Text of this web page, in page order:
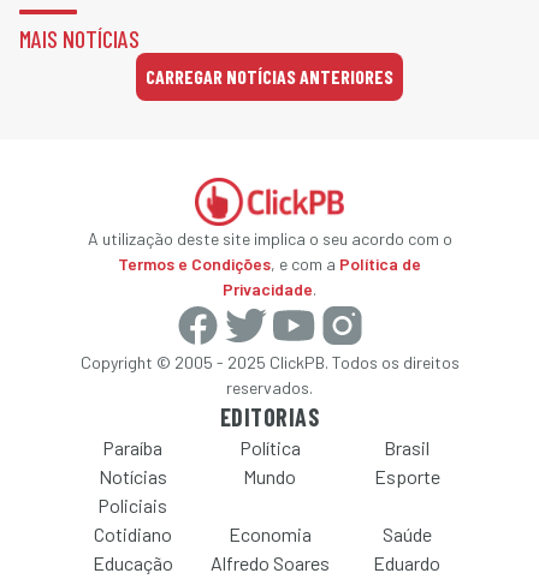
MAIS NOTÍCIAS
CARREGAR NOTÍCIAS ANTERIORES
A utilização deste site implica o seu acordo com o
Termos e Condições, e com a Política de
Privacidade.
Copyright © 2005 - 2025 ClickPB. Todos os direitos
reservados.
EDITORIAS
Paraíba Política
Brasil
Notícias
Policiais
Mundo Esporte
Cotidiano Economia
Saúde
Educação
Alfredo Soares Eduardo